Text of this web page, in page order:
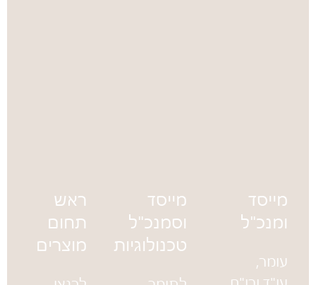
מייסד
ומנכ"ל
עומר,
מייסד
וסמנכ"ל
טכנולוגיות
ראש
תחום
מוצרים